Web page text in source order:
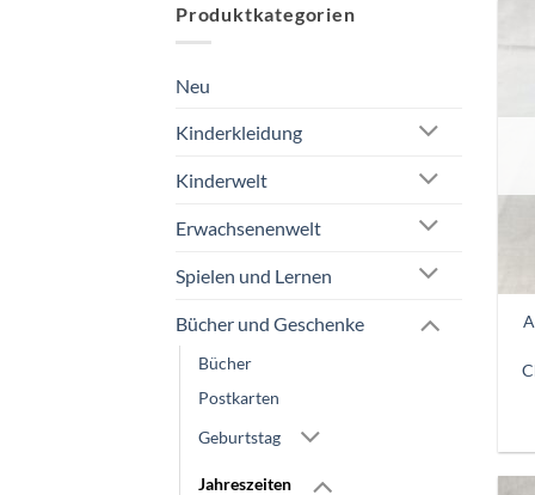
Produktkategorien
Neu
Kinderkleidung
Kinderwelt
Erwachsenenwelt
Spielen und Lernen
Bücher und Geschenke
Bücher
Postkarten
Geburtstag
Jahreszeiten